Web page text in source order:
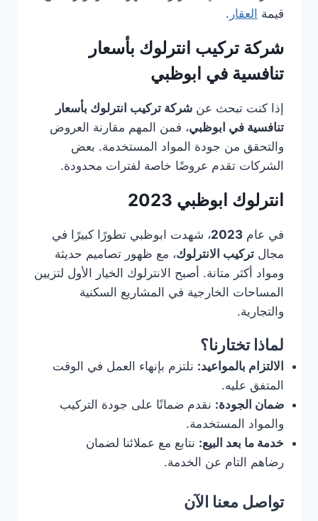
قيمة العقار .
شركة تركيب انترلوك بأسعار
تنافسية في ابوظبي
إذا كنت تبحث عن شركة تركيب انترلوك بأسعار
تنافسية في ابوظبي، فمن المهم مقارنة العروض
والتحقق من جودة المواد المستخدمة. بعض
الشركات تقدم عروضًا خاصة لفترات محدودة.
انترلوك ابوظبي 2023
في عام 2023، شهدت ابوظبي تطورًا كبيرًا في
مجال تركيب الانترلوك، مع ظهور تصاميم حديثة
ومواد أكثر متانة. أصبح الانترلوك الخيار الأول لتزيين
المساحات الخارجية في المشاريع السكنية
والتجارية.
لماذا تختارنا؟
الالتزام بالمواعيد: نلتزم بإنهاء العمل في الوقت
المتفق عليه.
ضمان الجودة: نقدم ضمانًا على جودة التركيب
والمواد المستخدمة.
خدمة ما بعد البيع: نتابع مع عملائنا لضمان
رضاهم التام عن الخدمة.
تواصل معنا الآن